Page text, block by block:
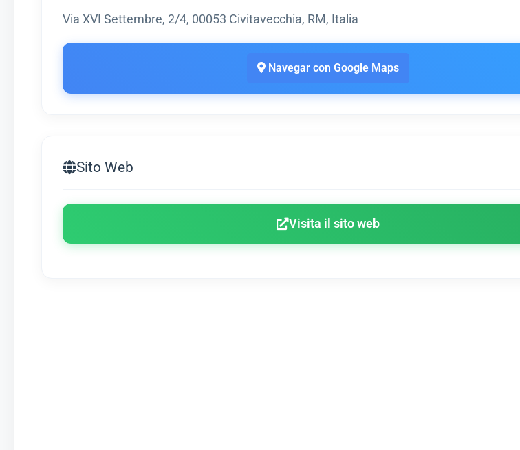
Via XVI Settembre, 2/4, 00053 Civitavecchia, RM, Italia
Navegar con Google Maps
Sito Web
Visita il sito web